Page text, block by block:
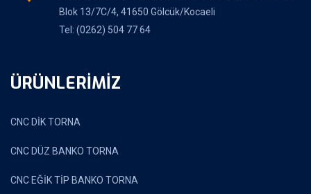
Blok 13/7C/4, 41650 Gölcük/Kocaeli
Tel: (0262) 504 77 64
ÜRÜNLERİMİZ
CNC DİK TORNA
CNC DÜZ BANKO TORNA
CNC EĞİK TİP BANKO TORNA